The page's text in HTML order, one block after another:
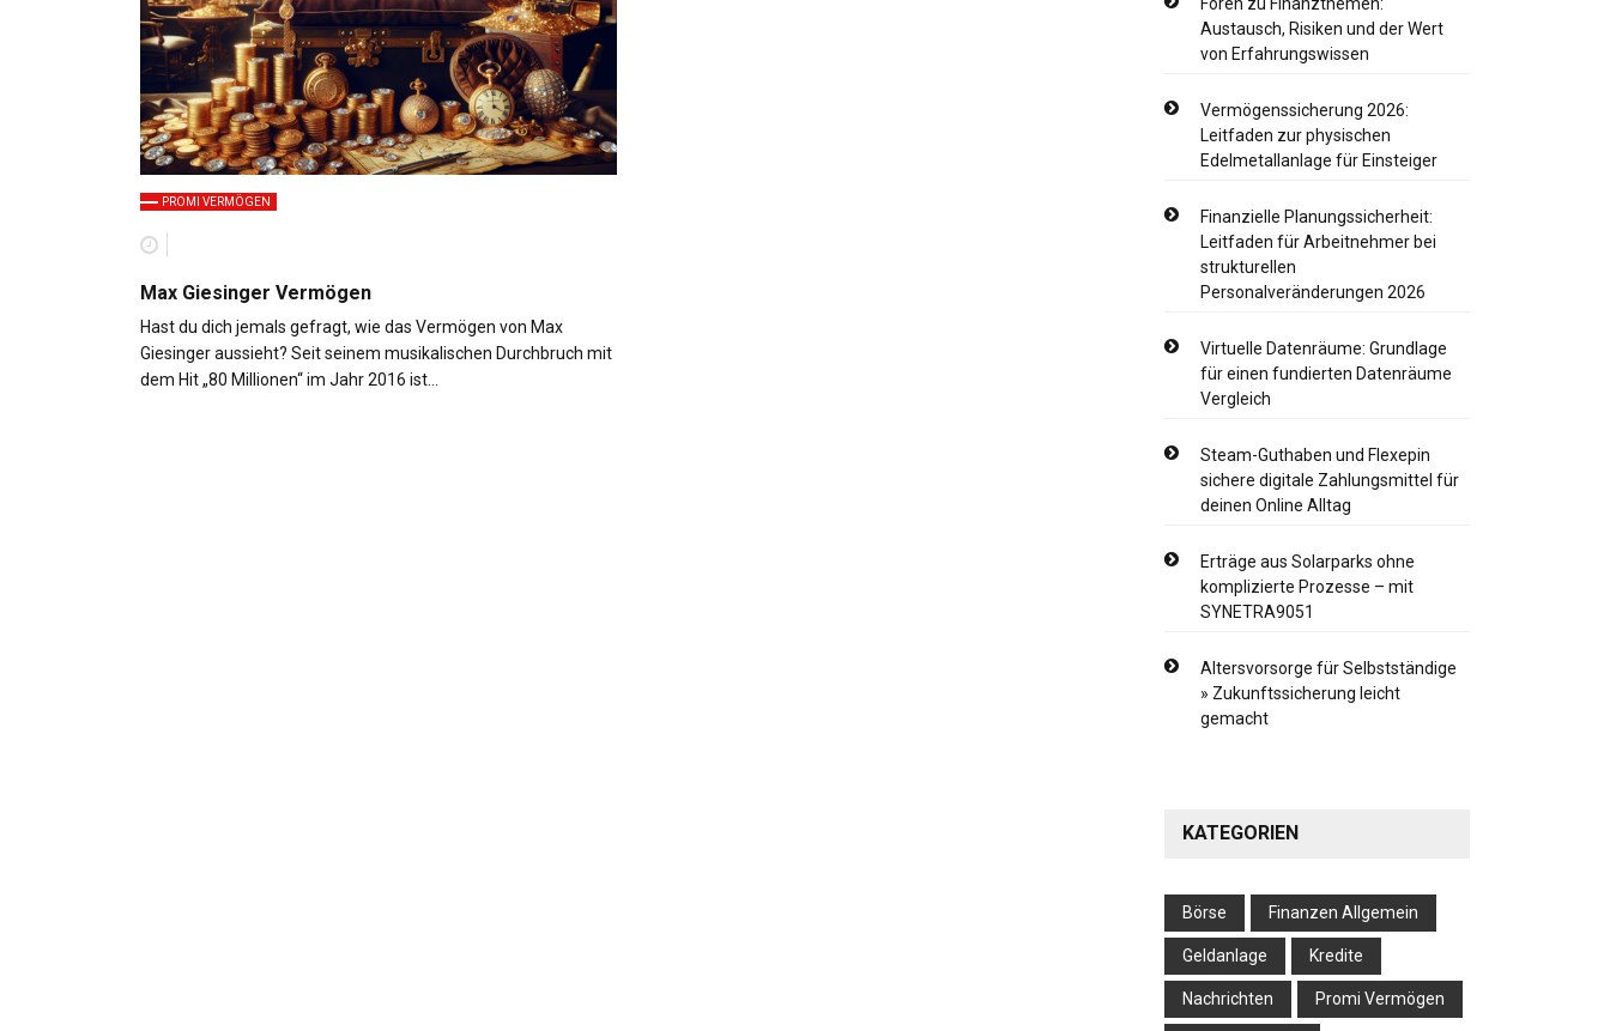
PROMI VERMÖGEN
Max Giesinger Vermögen
Hast du dich jemals gefragt, wie das Vermögen von Max
Giesinger aussieht? Seit seinem musikalischen Durchbruch mit
dem Hit „80 Millionen“ im Jahr 2016 ist…
Foren zu Finanzthemen:
Austausch, Risiken und der Wert
von Erfahrungswissen
Vermögenssicherung 2026:
Leitfaden zur physischen
Edelmetallanlage für Einsteiger
Finanzielle Planungssicherheit:
Leitfaden für Arbeitnehmer bei
strukturellen
Personalveränderungen 2026
Virtuelle Datenräume: Grundlage
für einen fundierten Datenräume
Vergleich
Steam-Guthaben und Flexepin
sichere digitale Zahlungsmittel für
deinen Online Alltag
Erträge aus Solarparks ohne
komplizierte Prozesse – mit
SYNETRA9051
Altersvorsorge für Selbstständige
» Zukunftssicherung leicht
gemacht
KATEGORIEN
Börse Finanzen Allgemein
Geldanlage Kredite
Nachrichten Promi Vermögen